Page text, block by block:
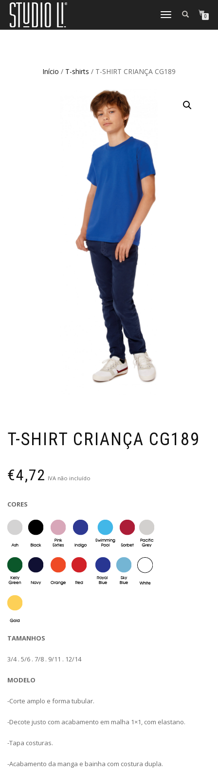
TOGGLE
0
Início / T-shirts / T-SHIRT CRIANÇA CG189
T-SHIRT CRIANÇA CG189
€4,72 IVA não incluído
CORES
TAMANHOS
3/4 . 5/6 . 7/8 . 9/11 . 12/14
MODELO
-Corte amplo e forma tubular.
-Decote justo com acabamento em malha 1×1, com elastano.
-Tapa costuras.
-Acabamento da manga e bainha com costura dupla.